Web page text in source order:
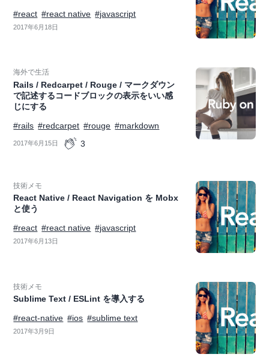
#react #react native #javascript
2017年6月18日
海外で生活
Rails / Redcarpet / Rouge / マークダウン
で記述するコードブロックの表示をいい感
じにする
#rails #redcarpet #rouge #markdown
2017年6月15日 3
技術メモ
React Native / React Navigation を Mobx
と使う
#react #react native #javascript
2017年6月13日
技術メモ
Sublime Text / ESLint を導入する
#react-native #ios #sublime text
2017年3月9日